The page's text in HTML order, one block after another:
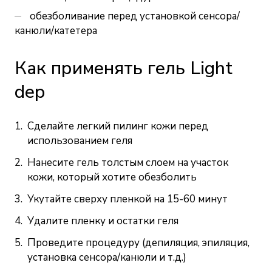
обезболивание перед установкой сенсора/
канюли/катетера
Как применять гель Light
dep
Сделайте легкий пилинг кожи перед
использованием геля
Нанесите гель толстым слоем на участок
кожи, который хотите обезболить
Укутайте сверху пленкой на 15-60 минут
Удалите пленку и остатки геля
Проведите процедуру (депиляция, эпиляция,
установка сенсора/канюли и т.д.)